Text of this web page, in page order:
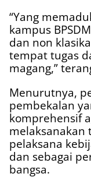
“Yang
kampus BPSDM
dan non
tempat tugas
magang,”
Menurutnya,
pembekalan
komprehensif
melaksanakan
pelaksana
dan sebagai
bangsa.